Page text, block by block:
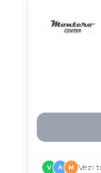
V A M Vezi